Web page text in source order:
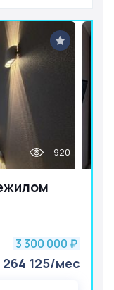
920
3 300 000 ₽
264 125/мес